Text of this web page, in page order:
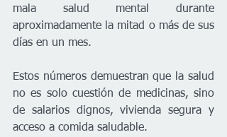
mala salud mental durante
aproximadamente la mitad o más de sus
días en un mes.
Estos números demuestran que la salud
no es solo cuestión de medicinas, sino
de salarios dignos, vivienda segura y
acceso a comida saludable.